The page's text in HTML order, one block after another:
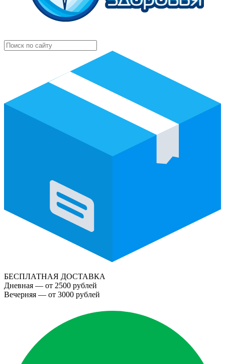
БЕСПЛАТНАЯ ДОСТАВКА
Дневная — от 2500 рублей
Вечерняя — от 3000 рублей